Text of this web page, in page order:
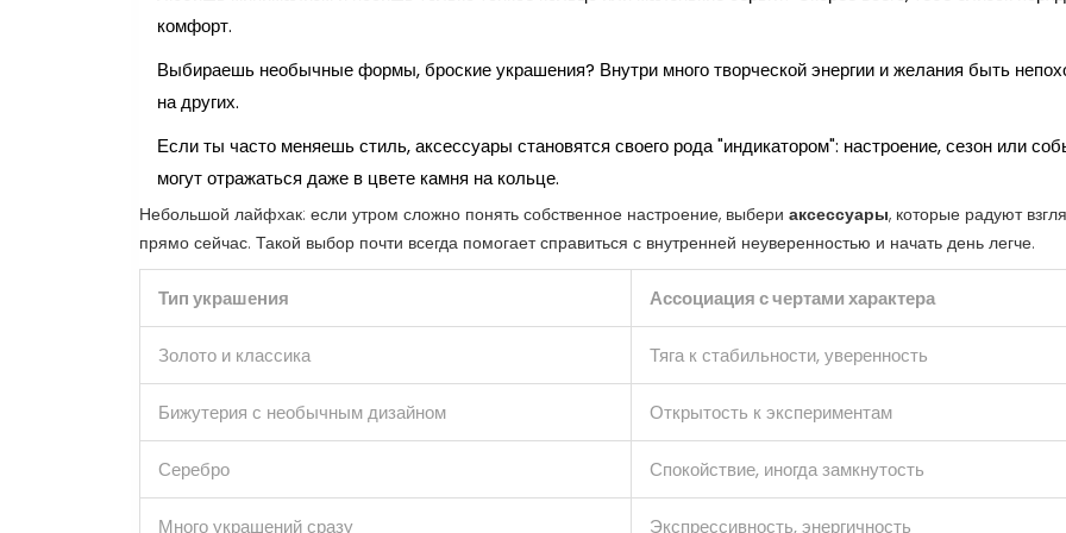
комфорт.
Выбираешь необычные формы, броские украшения? Внутри много творческой энергии и желания быть
на других.
Если ты часто меняешь стиль, аксессуары становятся своего рода "индикатором": настроение, сезон или
могут отражаться даже в цвете камня на кольце.
Небольшой лайфхак: если утром сложно понять собственное настроение, выбери аксессуары, которые радуют
прямо сейчас. Такой выбор почти всегда помогает справиться с внутренней неуверенностью и начать день легче.
Тип украшения Ассоциация с чертами характера
Золото и классика Тяга к стабильности, уверенность
Бижутерия с необычным дизайном Открытость к экспериментам
Серебро Спокойствие, иногда замкнутость
Много украшений сразу Экспрессивность, энергичность